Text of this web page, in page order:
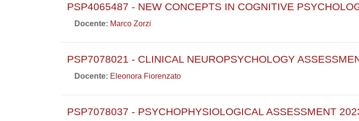
PSP4065487 - NEW CONCEPTS IN COGNITIVE
Docente: Marco Zorzi
PSP7078021 - CLINICAL NEUROPSYCHOLOGY
Docente: Eleonora Fiorenzato
PSP7078037 - PSYCHOPHYSIOLOGICAL ASSESSMENT